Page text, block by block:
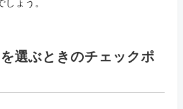
ょう。
選ぶときのチェックポ